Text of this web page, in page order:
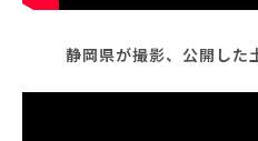
静岡県が撮影、公開した